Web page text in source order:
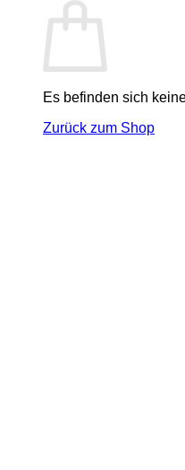
Es befinden sich
Zurück zum Shop